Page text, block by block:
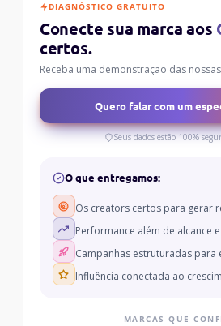
DIAGNÓSTICO GRATUITO
Conecte sua marca aos
certos.
Receba uma demonstração das
Quero falar com um
Seus dados estão 100%
O que entregamos:
Os creators certos para gerar
Performance além de alcance
Campanhas estruturadas para
Influência conectada ao
MARCAS QUE